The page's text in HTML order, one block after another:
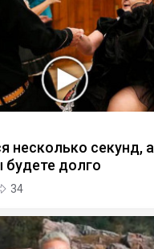
несколько секунд, а
будете долго
34